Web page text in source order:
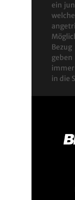
ein
in die